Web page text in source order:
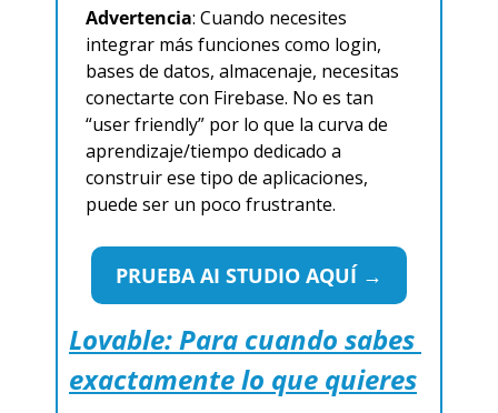
Advertencia: Cuando necesites
integrar más funciones como login,
bases de datos, almacenaje, necesitas
conectarte con Firebase. No es tan
“user friendly” por lo que la curva de
aprendizaje/tiempo dedicado a
construir ese tipo de aplicaciones,
puede ser un poco frustrante.
PRUEBA AI STUDIO AQUÍ →
Lovable: Para cuando sabes
exactamente lo que quieres